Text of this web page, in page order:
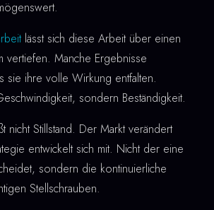
lässt sich diese Arbeit über einen
vertiefen. Manche Ergebnisse
sie ihre volle Wirkung entfalten.
sondern Beständigkeit.
nicht Stillstand. Der Markt verändert
entwickelt sich mit. Nicht der eine
sondern die kontinuierliche
Stellschrauben.